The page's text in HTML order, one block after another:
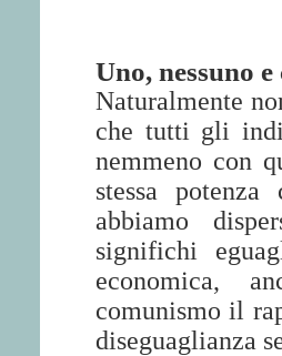
Uno, nessuno
Naturalmente
che tutti gli
nemmeno con
stessa
abbiamo
significhi
economica,
comunismo il
diseguaglianza